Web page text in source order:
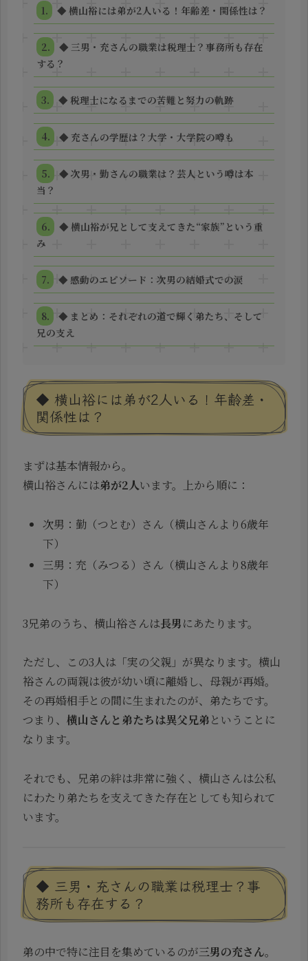
◆ 横山裕には弟が2人いる！年齢差・関係性は？
◆ 三男・充さんの職業は税理士？事務所も存在
する？
◆ 税理士になるまでの苦難と努力の軌跡
◆ 充さんの学歴は？大学・大学院の噂も
◆ 次男・勤さんの職業は？芸人という噂は本
当？
◆ 横山裕が兄として支えてきた“家族”という重
み
◆ 感動のエピソード：次男の結婚式での涙
◆ まとめ：それぞれの道で輝く弟たち、そして
兄の支え
◆ 横山裕には弟が2人いる！年齢差・
関係性は？
まずは基本情報から。
横山裕さんには弟が2人います。上から順に：
次男：勤（つとむ）さん（横山さんより6歳年
下）
三男：充（みつる）さん（横山さんより8歳年
下）
3兄弟のうち、横山裕さんは長男にあたります。
ただし、この3人は「実の父親」が異なります。横山
裕さんの両親は彼が幼い頃に離婚し、母親が再婚。
その再婚相手との間に生まれたのが、弟たちです。
つまり、 横山さんと弟たちは異父兄弟ということに
なります。
それでも、兄弟の絆は非常に強く、横山さんは公私
にわたり弟たちを支えてきた存在としても知られて
います。
◆ 三男・充さんの職業は税理士？事
務所も存在する？
弟の中で特に注目を集めているのが三男の充さん。